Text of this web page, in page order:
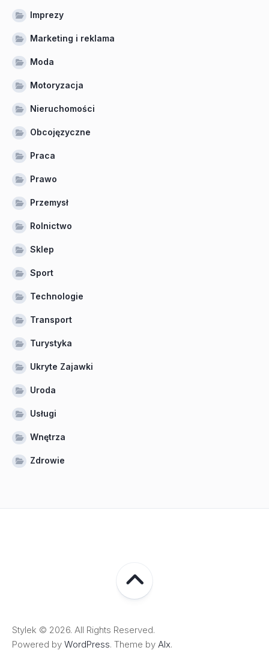
Imprezy
Marketing i reklama
Moda
Motoryzacja
Nieruchomości
Obcojęzyczne
Praca
Prawo
Przemysł
Rolnictwo
Sklep
Sport
Technologie
Transport
Turystyka
Ukryte Zajawki
Uroda
Usługi
Wnętrza
Zdrowie
Stylek © 2026. All Rights Reserved.
Powered by WordPress. Theme by Alx.